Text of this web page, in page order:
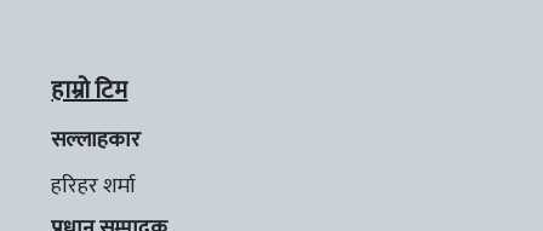
हाम्रो टिम
सल्लाहकार
हरिहर शर्मा